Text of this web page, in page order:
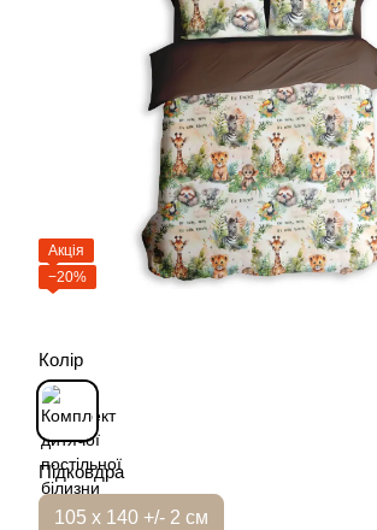
Акція
−20%
Колір
Підковдра
105 х 140 +/- 2 см